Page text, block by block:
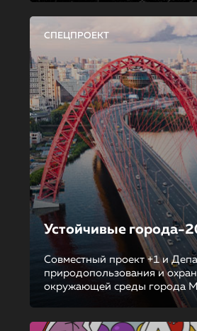
СПЕЦПРОЕКТ
Устойчивые города-
Совместный проект +1 и
природопользования и
окружающей среды города